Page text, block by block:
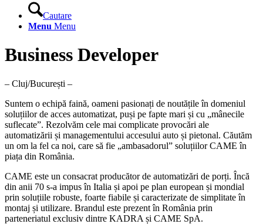
Cautare
Menu Menu
Business Developer
– Cluj/București –
Suntem o echipă faină, oameni pasionați de noutățile în domeniul
soluțiilor de acces automatizat, puși pe fapte mari și cu „mânecile
suflecate”. Rezolvăm cele mai complicate provocări ale
automatizării și managementului accesului auto și pietonal. Căutăm
un om la fel ca noi, care să fie „ambasadorul” soluțiilor CAME în
piața din România.
CAME este un consacrat producător de automatizări de porți. Încă
din anii 70 s-a impus în Italia și apoi pe plan european și mondial
prin soluțiile robuste, foarte fiabile și caracterizate de simplitate în
montaj și utilizare. Brandul este prezent în România prin
parteneriatul exclusiv dintre KADRA și CAME SpA.